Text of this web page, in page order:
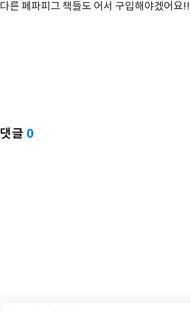
다른 페파피그 책들도 어서 구입해야겠어요!!
댓글 0